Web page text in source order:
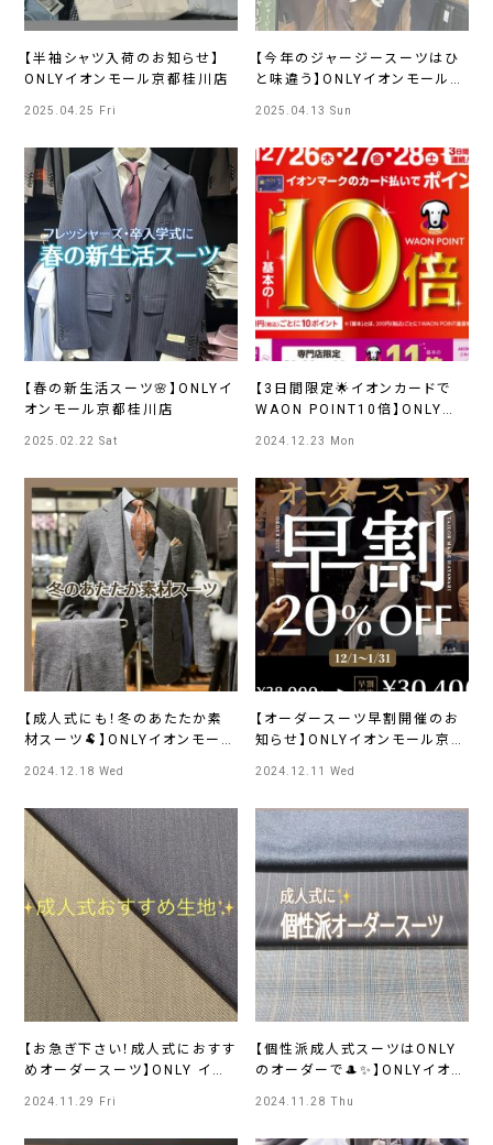
【半袖シャツ入荷のお知らせ】
ONLYイオンモール京都桂川店
2025.04.25 Fri
【今年のジャージースーツはひ
と味違う】ONLYイオンモール京
2025.04.13 Sun
【春の新生活スーツ🌸】ONLYイ
オンモール京都桂川店
2025.02.22 Sat
【3日間限定🌟イオンカードで
WAON POINT10倍】ONLYイ
2024.12.23 Mon
【成人式にも！冬のあたたか素
材スーツ🐏】ONLYイオンモール
2024.12.18 Wed
【オーダースーツ早割開催のお
知らせ】ONLYイオンモール京都
2024.12.11 Wed
【お急ぎ下さい！成人式におすす
めオーダースーツ】ONLY イオ
2024.11.29 Fri
【個性派成人式スーツはONLY
のオーダーで🎩✨】ONLYイオン
2024.11.28 Thu